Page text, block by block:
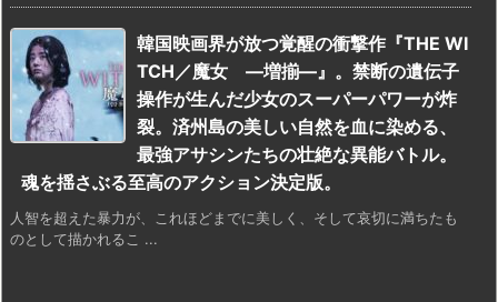
韓国映画界が放つ覚醒の衝撃作『THE WI
TCH／魔女 ―増揃―』。禁断の遺伝子
操作が生んだ少女のスーパーパワーが炸
裂。済州島の美しい自然を血に染める、
最強アサシンたちの壮絶な異能バトル。
魂を揺さぶる至高のアクション決定版。
人智を超えた暴力が、これほどまでに美しく、そして哀切に満ちたも
のとして描かれるこ ...